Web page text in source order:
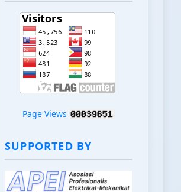
Page Views
SUPPORTED BY